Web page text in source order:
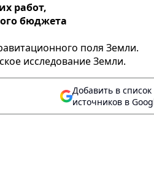
работ,
бюджета
поля Земли.
исследование Земли.
Добавить в
источников в